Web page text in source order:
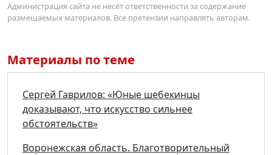
Администрация сайта не несёт ответственности за содержание
размещаемых материалов. Все претензии направлять авторам.
Материалы по теме
Сергей Гаврилов: «Юные шебекинцы
доказывают, что искусство сильнее
обстоятельств»
Воронежская область. Благотворительный